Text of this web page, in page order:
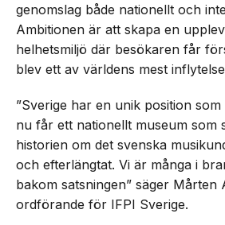
genomslag både nationellt och
Ambitionen är att skapa en
helhetsmiljö där besökaren får
blev ett av världens mest
”Sverige har en unik position
nu får ett nationellt museum som
historien om det svenska
och efterlängtat. Vi är många i
bakom satsningen” säger Mårten
ordförande för IFPI Sverige.